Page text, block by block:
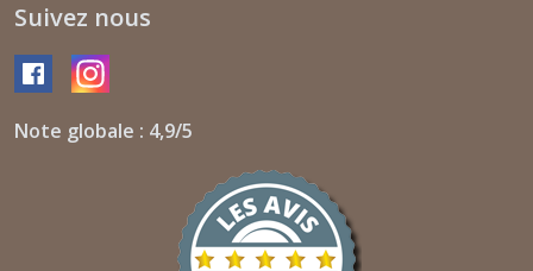
Suivez nous
Note globale : 4,9/5